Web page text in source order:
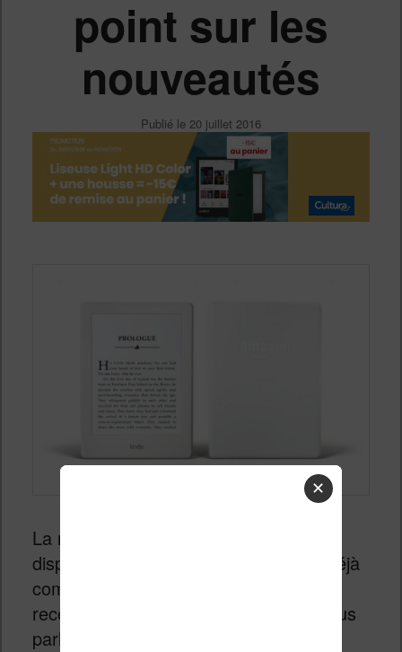
point sur les
nouveautés
Publié le 20 juillet 2016
La nouvelle liseuse d’Amazon est enfin
disponible aujourd’hui. Ceux qui l’ont déjà
commandé ne vont pas tarder à la
recevoir et c’est aussi l’occasion de vous
parler de ce que cette liseuse apporte.
✕